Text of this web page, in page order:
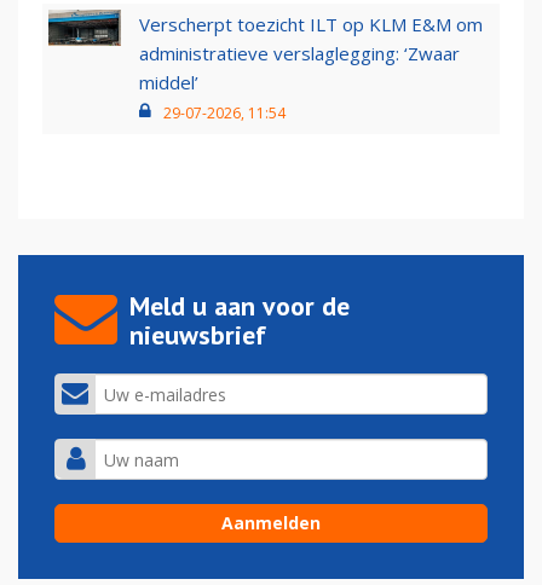
Verscherpt toezicht ILT op KLM E&M om
administratieve verslaglegging: ‘Zwaar
middel’
29-07-2026, 11:54
Meld u aan voor de
nieuwsbrief